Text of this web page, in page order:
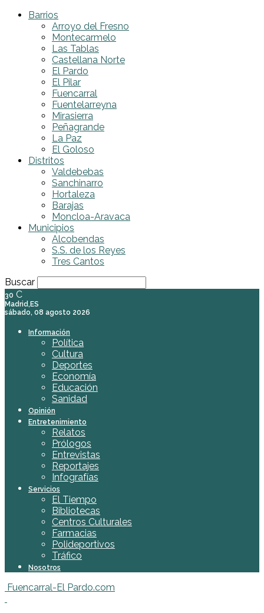
Barrios
Arroyo del Fresno
Montecarmelo
Las Tablas
Castellana Norte
El Pardo
El Pilar
Fuencarral
Fuentelarreyna
Mirasierra
Peñagrande
La Paz
El Goloso
Distritos
Valdebebas
Sanchinarro
Hortaleza
Barajas
Moncloa-Aravaca
Municipios
Alcobendas
S.S. de los Reyes
Tres Cantos
Buscar
30 C
Madrid,ES
sábado, 08 agosto 2026
Información
Política
Cultura
Deportes
Economía
Educación
Sanidad
Opinión
Entretenimiento
Relatos
Prólogos
Entrevistas
Reportajes
Infografías
Servicios
El Tiempo
Bibliotecas
Centros Culturales
Farmacias
Polideportivos
Tráfico
Nosotros
Fuencarral-El Pardo.com